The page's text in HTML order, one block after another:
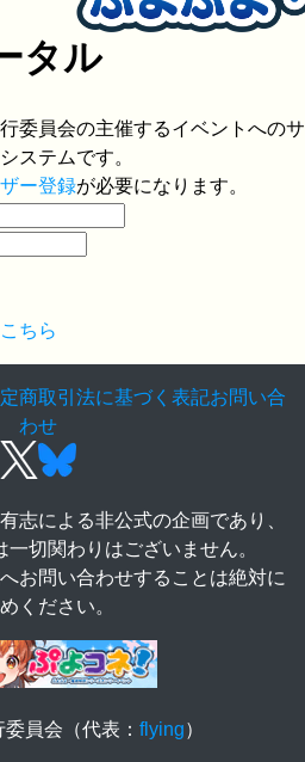
タル
委員会の主催するイベントへのサ
ステムです。
ー登録が必要になります。
ちら
商取引法に基づく表記お問い合
わせ
志による非公式の企画であり、
切関わりはございません。
お問い合わせすることは絶対に
ください。
員会（代表： flying）